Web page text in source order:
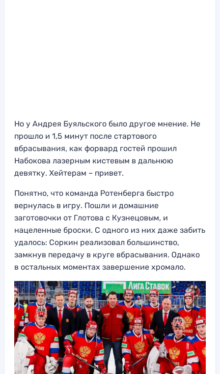
Но у Андрея Буяльского было другое мнение. Не
прошло и 1,5 минут после стартового
вбрасывания, как форвард гостей прошил
Набокова лазерным кистевым в дальнюю
девятку. Хейтерам – привет.
Понятно, что команда Ротенберга быстро
вернулась в игру. Пошли и домашние
заготовочки от Глотова с Кузнецовым, и
нацеленные броски. С одного из них даже забить
удалось: Соркин реализовал большинство,
замкнув передачу в круге вбрасывания. Однако
в остальных моментах завершение хромало.